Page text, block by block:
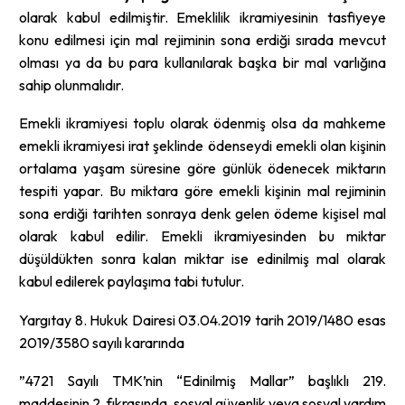
olarak kabul edilmiştir. Emeklilik ikramiyesinin tasfiyeye
konu edilmesi için mal rejiminin sona erdiği sırada mevcut
olması ya da bu para kullanılarak başka bir mal varlığına
sahip olunmalıdır.
Emekli ikramiyesi toplu olarak ödenmiş olsa da mahkeme
emekli ikramiyesi irat şeklinde ödenseydi emekli olan kişinin
ortalama yaşam süresine göre günlük ödenecek miktarın
tespiti yapar. Bu miktara göre emekli kişinin mal rejiminin
sona erdiği tarihten sonraya denk gelen ödeme kişisel mal
olarak kabul edilir. Emekli ikramiyesinden bu miktar
düşüldükten sonra kalan miktar ise edinilmiş mal olarak
kabul edilerek paylaşıma tabi tutulur.
Yargıtay 8. Hukuk Dairesi 03.04.2019 tarih 2019/1480 esas
2019/3580 sayılı kararında
”4721 Sayılı TMK’nin “Edinilmiş Mallar” başlıklı 219.